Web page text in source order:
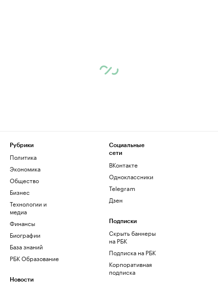
Рубрики
Политика
Экономика
Общество
Бизнес
Технологии и
медиа
Финансы
Биографии
База знаний
РБК Образование
Новости
Социальные
сети
ВКонтакте
Одноклассники
Telegram
Дзен
Подписки
Скрыть баннеры
на РБК
Подписка на РБК
Корпоративная
подписка